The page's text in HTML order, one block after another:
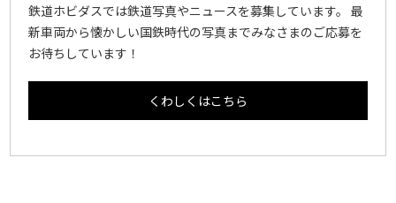
鉄道ホビダスでは鉄道写真やニュースを募集しています。 最
新車両から懐かしい国鉄時代の写真までみなさまのご応募を
お待ちしています！
くわしくはこちら